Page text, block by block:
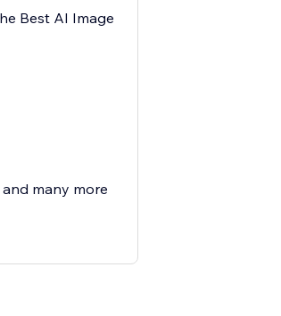
Best AI Image
many more